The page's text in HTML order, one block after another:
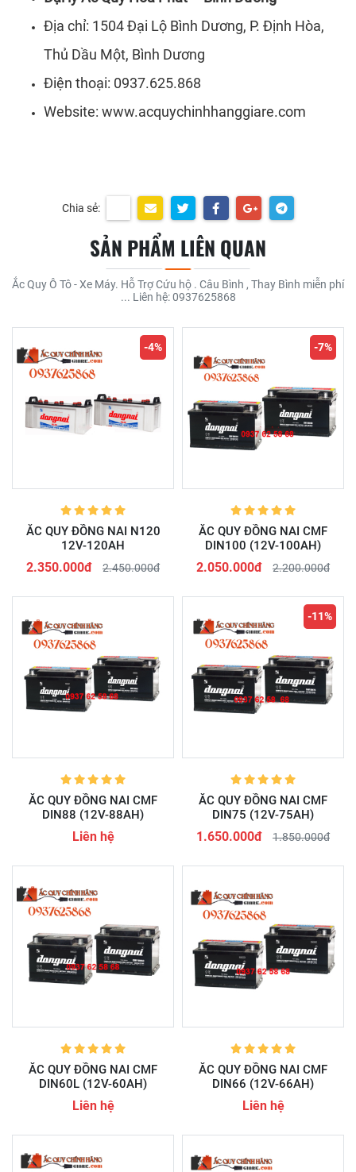
Địa chỉ: 1504 Đại Lộ Bình Dương, P. Định Hòa,
Thủ Dầu Một, Bình Dương
Điện thoại: 0937.625.868
Website: www.acquychinhhanggiare.com
Chia sẻ:
SẢN PHẨM LIÊN QUAN
Ắc Quy Ô Tô - Xe Máy. Hỗ Trợ Cứu hộ . Câu Bình , Thay Bình miễn phí
... Liên hệ: 0937625868
ẮC QUY ĐỒNG NAI N120
12V-120AH
2.350.000đ 2.450.000đ
-4%
ẮC QUY ĐỒNG NAI CMF
DIN100 (12V-100AH)
2.050.000đ 2.200.000đ
-7%
ẮC QUY ĐỒNG NAI CMF
DIN88 (12V-88AH)
Liên hệ
ẮC QUY ĐỒNG NAI CMF
DIN75 (12V-75AH)
1.650.000đ 1.850.000đ
-11%
ẮC QUY ĐỒNG NAI CMF
DIN60L (12V-60AH)
Liên hệ
ẮC QUY ĐỒNG NAI CMF
DIN66 (12V-66AH)
Liên hệ